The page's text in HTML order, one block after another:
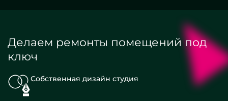
Делаем ремонты помещений под
ключ
Собственная дизайн студия